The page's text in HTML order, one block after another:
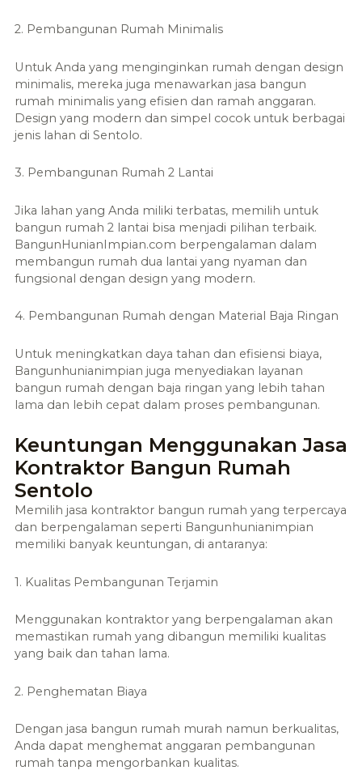
2. Pembangunan Rumah Minimalis
Untuk Anda yang menginginkan rumah dengan design
minimalis, mereka juga menawarkan jasa bangun
rumah minimalis yang efisien dan ramah anggaran.
Design yang modern dan simpel cocok untuk berbagai
jenis lahan di Sentolo.
3. Pembangunan Rumah 2 Lantai
Jika lahan yang Anda miliki terbatas, memilih untuk
bangun rumah 2 lantai bisa menjadi pilihan terbaik.
BangunHunianImpian.com berpengalaman dalam
membangun rumah dua lantai yang nyaman dan
fungsional dengan design yang modern.
4. Pembangunan Rumah dengan Material Baja Ringan
Untuk meningkatkan daya tahan dan efisiensi biaya,
Bangunhunianimpian juga menyediakan layanan
bangun rumah dengan baja ringan yang lebih tahan
lama dan lebih cepat dalam proses pembangunan.
Keuntungan Menggunakan Jasa
Kontraktor Bangun Rumah
Sentolo
Memilih jasa kontraktor bangun rumah yang terpercaya
dan berpengalaman seperti Bangunhunianimpian
memiliki banyak keuntungan, di antaranya:
1. Kualitas Pembangunan Terjamin
Menggunakan kontraktor yang berpengalaman akan
memastikan rumah yang dibangun memiliki kualitas
yang baik dan tahan lama.
2. Penghematan Biaya
Dengan jasa bangun rumah murah namun berkualitas,
Anda dapat menghemat anggaran pembangunan
rumah tanpa mengorbankan kualitas.